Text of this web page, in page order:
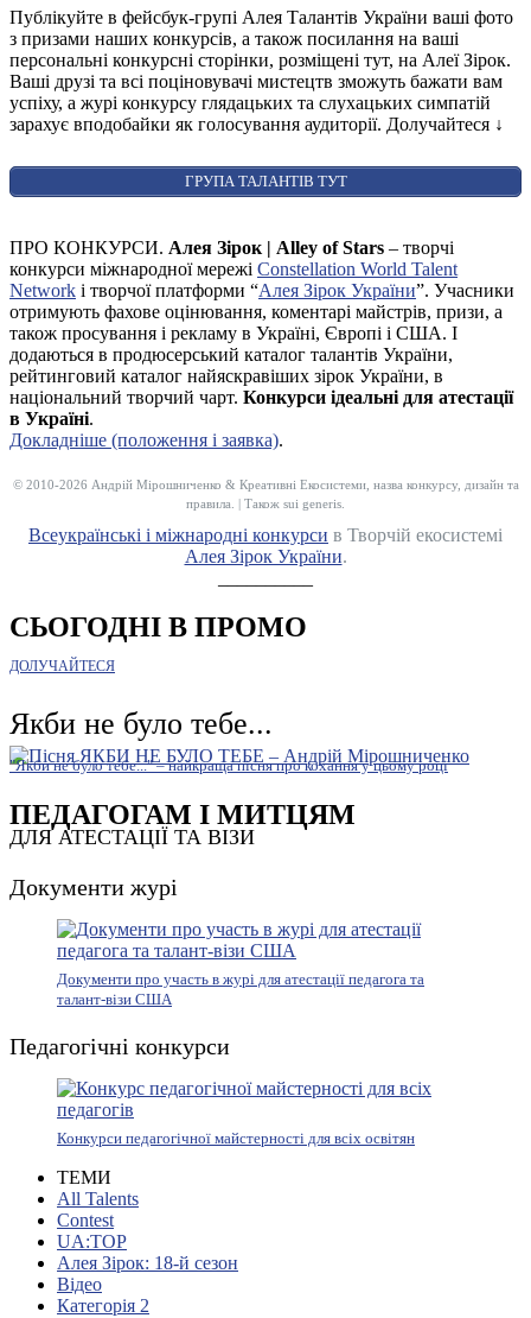
Публікуйте в фейсбук-групі Алея Талантів України ваші фото
з призами наших конкурсів, а також посилання на ваші
персональні конкурсні сторінки, розміщені тут, на Алеї Зірок.
Ваші друзі та всі поціновувачі мистецтв зможуть бажати вам
успіху, а журі конкурсу глядацьких та слухацьких симпатій
зарахує вподобайки як голосування аудиторії. Долучайтеся ↓
ГРУПА ТАЛАНТІВ ТУТ
ПРО КОНКУРСИ. Алея Зірок | Alley of Stars – творчі
конкурси міжнародної мережі Constellation World Talent
Network і творчої платформи “Алея Зірок України”. Учасники
отримують фахове оцінювання, коментарі майстрів, призи, а
також просування і рекламу в Україні, Європі і США. І
додаються в продюсерський каталог талантів України,
рейтинговий каталог найяскравіших зірок України, в
національний творчий чарт. Конкурси ідеальні для атестації
в Україні.
Докладніше (положення і заявка).
© 2010-2026 Андрій Мірошниченко & Креативні Екосистеми, назва конкурсу, дизайн та
правила. | Також sui generis.
Всеукраїнські і міжнародні конкурси в Творчій екосистемі
Алея Зірок України.
СЬОГОДНІ В ПРОМО
ДОЛУЧАЙТЕСЯ
Якби не було тебе...
"Якби не було тебе..." – найкраща пісня про кохання у цьому році
ПЕДАГОГАМ І МИТЦЯМ
ДЛЯ АТЕСТАЦІЇ ТА ВІЗИ
Документи журі
Документи про участь в журі для атестації педагога та
талант-візи США
Педагогічні конкурси
Конкурси педагогічної майстерності для всіх освітян
ТЕМИ
All Talents
Contest
UA:TOP
Алея Зірок: 18-й сезон
Відео
Категорія 2